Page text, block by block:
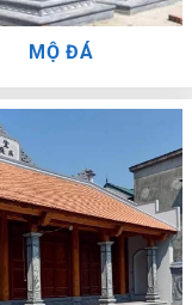
MỘ ĐÁ